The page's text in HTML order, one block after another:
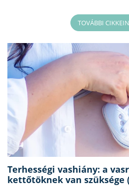
TOVÁBBI
Terhességi vashiány: a
kettőtöknek van szüksége